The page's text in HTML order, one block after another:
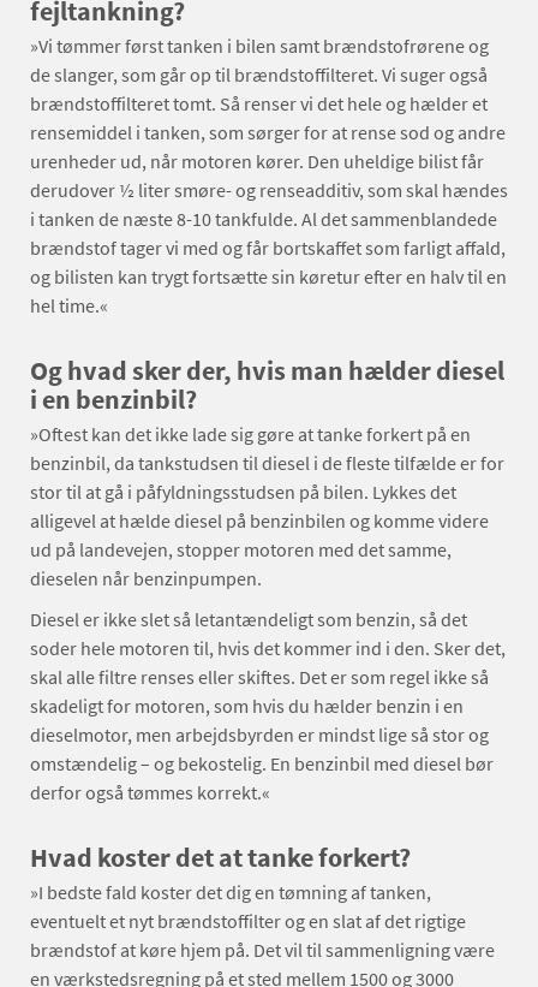
fejltankning?
»Vi tømmer først tanken i bilen samt brændstofrørene og
de slanger, som går op til brændstoffilteret. Vi suger også
brændstoffilteret tomt. Så renser vi det hele og hælder et
rensemiddel i tanken, som sørger for at rense sod og andre
urenheder ud, når motoren kører. Den uheldige bilist får
derudover ½ liter smøre- og renseadditiv, som skal hændes
i tanken de næste 8-10 tankfulde. Al det sammenblandede
brændstof tager vi med og får bortskaffet som farligt affald,
og bilisten kan trygt fortsætte sin køretur efter en halv til en
hel time.«
Og hvad sker der, hvis man hælder diesel
i en benzinbil?
»Oftest kan det ikke lade sig gøre at tanke forkert på en
benzinbil, da tankstudsen til diesel i de fleste tilfælde er for
stor til at gå i påfyldningsstudsen på bilen. Lykkes det
alligevel at hælde diesel på benzinbilen og komme videre
ud på landevejen, stopper motoren med det samme,
dieselen når benzinpumpen.
Diesel er ikke slet så letantændeligt som benzin, så det
soder hele motoren til, hvis det kommer ind i den. Sker det,
skal alle filtre renses eller skiftes. Det er som regel ikke så
skadeligt for motoren, som hvis du hælder benzin i en
dieselmotor, men arbejdsbyrden er mindst lige så stor og
omstændelig – og bekostelig. En benzinbil med diesel bør
derfor også tømmes korrekt.«
Hvad koster det at tanke forkert?
»I bedste fald koster det dig en tømning af tanken,
eventuelt et nyt brændstoffilter og en slat af det rigtige
brændstof at køre hjem på. Det vil til sammenligning være
en værkstedsregning på et sted mellem 1500 og 3000